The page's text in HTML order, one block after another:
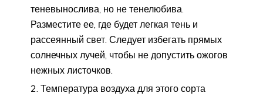
теневынослива, но не тенелюбива.
Разместите ее, где будет легкая тень и
рассеянный свет. Следует избегать прямых
солнечных лучей, чтобы не допустить ожогов
нежных листочков.
Температура воздуха для этого сорта